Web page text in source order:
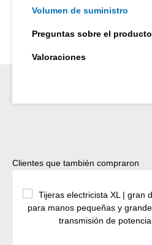
Volumen de suministro
Preguntas sobre el producto
Valoraciones
Omitir la galería de productos
Clientes que también compraron